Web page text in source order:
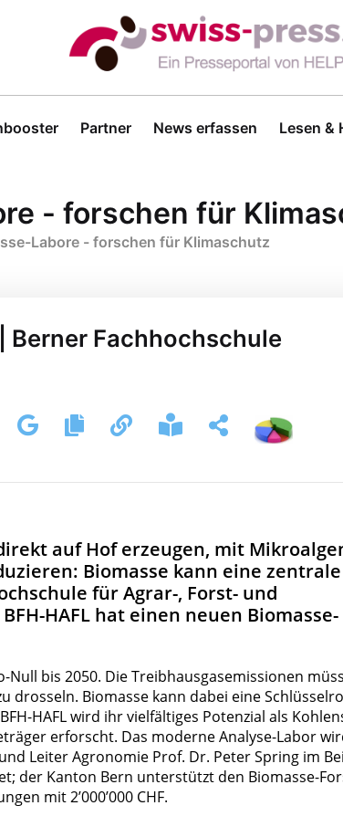
Partner News erfassen Lesen &
- forschen für
Labore - forschen für Klimaschutz
Berner Fachhochschule
auf Hof erzeugen, mit
Biomasse kann eine
für Agrar-, Forst- und
HAFL hat einen neuen Biomasse-
Null bis 2050. Die Treibhausgasemissionen
drosseln. Biomasse kann dabei eine
HAFL wird ihr vielfältiges Potenzial als
erforscht. Das moderne Analyse-Labor
Leiter Agronomie Prof. Dr. Peter Spring im
der Kanton Bern unterstützt den Biomasse-
mit 2’000’000 CHF.